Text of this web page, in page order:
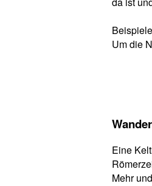
Um die
Eine
Mehr